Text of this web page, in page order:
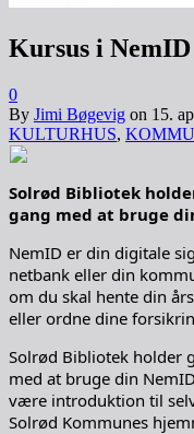
Kursus i
0
By Jimi Bøgevig on 15.
KULTURHUS,
Solrød Bibliotek
gang med at bruge
NemID er din digitale
netbank eller din
om du skal hente din
eller ordne dine
Solrød Bibliotek holder
med at bruge din
være introduktion til
Solrød Kommunes